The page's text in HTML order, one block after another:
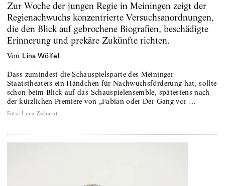
Zur Woche der jungen Regie in Meiningen zeigt der
Regienachwuchs konzentrierte Versuchsanordnungen,
die den Blick auf gebrochene Biografien, beschädigte
Erinnerung und prekäre Zukünfte richten.
von Lina Wölfel
Dass zumindest die Schauspielsparte des Meininger
Staatstheaters ein Händchen für Nachwuchsförderung hat, sollte
schon beim Blick auf das Schauspielensemble, spätestens nach
der kürzlichen Premiere von „Fabian oder Der Gang vor …
Foto: Luna Zscharnt